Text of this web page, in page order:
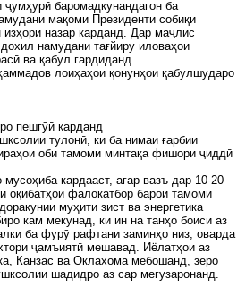
баромадкунандагон ба
мақоми Президенти собиқи
назар карданд. Дар маҷлис
намудани тағйиру иловаҳои
ва қабул гардиданд.
лоиҳаҳои қонунҳои қабулшударо
пешгӯӣ карданд
тулонӣ, ки ба нимаи ғарбии
оби тамоми минтақа фишори ҷиддӣ
кардааст, агар вазъ дар 10-20
оқибатҳои фалокатбор барои тамоми
муҳити зист ва энергетика
кам мекунад, ки ин на танҳо боиси аз
ба фурӯ рафтани заминҳо низ, оварда
ҷамъиятӣ мешавад. Иёлатҳои аз
Канзас ва Оклахома мебошанд, зеро
шадидро аз сар мегузаронанд.